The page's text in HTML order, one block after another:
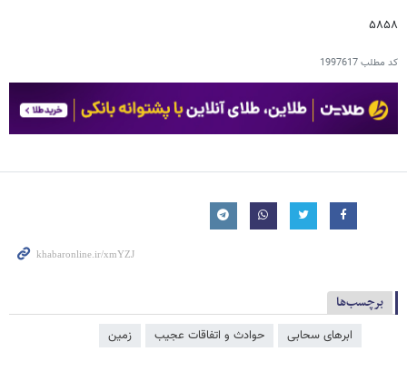
۵۸۵۸
کد مطلب1997617
برچسب‌ها
ابرهای سحابی حوادث و اتفاقات عجیب زمین